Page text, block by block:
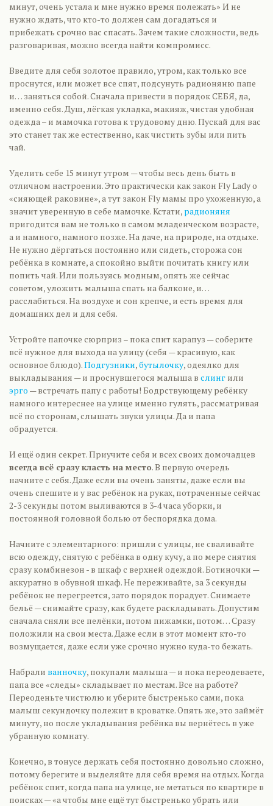
минут, очень устала и мне нужно время полежать» И не
нужно ждать, что кто-то должен сам догадаться и
прибежать срочно вас спасать. Зачем такие сложности, ведь
разговаривая, можно всегда найти компромисс.
Введите для себя золотое правило, утром, как только все
проснутся, или может все спят, подсунуть радионяню папе
и… заняться собой. Сначала привести в порядок СЕБЯ, да,
именно себя. Душ, лёгкая укладка, макияж, чистая удобная
одежда – и мамочка готова к трудовому дню. Пускай для вас
это станет так же естественно, как чистить зубы или пить
чай.
Уделить себе 15 минут утром — чтобы весь день быть в
отличном настроении. Это практически как закон Fly Lady о
«сияющей раковине», а тут закон Fly мамы про ухоженную, а
значит уверенную в себе мамочке. Кстати, радионяня
пригодится вам не только в самом младенческом возрасте,
а и намного, намного позже. На даче, на природе, на отдыхе.
Не нужно дёргаться постоянно или сидеть, сторожа сон
ребёнка в комнате, а спокойно выйти почитать книгу или
попить чай. Или пользуясь модным, опять же сейчас
советом, уложить малыша спать на балконе, и…
расслабиться. На воздухе и сон крепче, и есть время для
домашних дел и для себя.
Устройте папочке сюрприз – пока спит карапуз — соберите
всё нужное для выхода на улицу (себя — красивую, как
основное блюдо).Подгузники,бутылочку, одеялко для
выкладывания — и проснувшегося малыша в слинг или
эрго — встречать папу с работы! Бодрствующему ребёнку
намного интереснее на улице именно гулять, рассматривая
всё по сторонам, слышать звуки улицы. Да и папа
обрадуется.
И ещё один секрет. Приучите себя и всех своих домочадцев
всегда всё сразу класть на место. В первую очередь
начните с себя. Даже если вы очень заняты, даже если вы
очень спешите и у вас ребёнок на руках, потраченные сейчас
2-3 секунды потом выливаются в 3-4 часа уборки, и
постоянной головной болью от беспорядка дома.
Начните с элементарного: пришли с улицы, не сваливайте
всю одежду, снятую с ребёнка в одну кучу, а по мере снятия
сразу комбинезон - в шкаф с верхней одеждой. Ботиночки —
аккуратно в обувной шкаф. Не переживайте, за 3 секунды
ребёнок не перегреется, зато порядок порадует. Снимаете
бельё — снимайте сразу, как будете раскладывать. Допустим
сначала сняли все пелёнки, потом пижамки, потом… Сразу
положили на свои места. Даже если в этот момент кто-то
возмущается, даже если уже срочно нужно куда-то бежать.
Набрали ванночку, покупали малыша — и пока переодеваете,
папа все «следы» складывает по местам. Все на работе?
Переоденьте чистюлю и уберите быстренько сами, пока
малыш секундочку полежит в кроватке. Опять же, это займёт
минуту, но после укладывания ребёнка вы вернётесь в уже
убранную комнату.
Конечно, в тонусе держать себя постоянно довольно сложно,
потому берегите и выделяйте для себя время на отдых. Когда
ребёнок спит, когда папа на улице, не метаться по квартире в
поисках — «а чтобы мне ещё тут быстренько убрать или